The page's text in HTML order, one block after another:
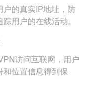
户的真实IP地址，防
用户的在线活动。
访问互联网，用户
和位置信息得到保